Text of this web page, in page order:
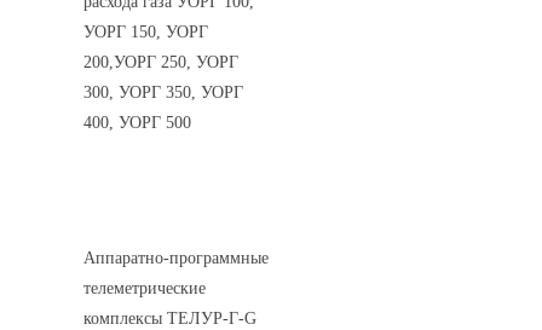
УОРГ 150, УОРГ
200,УОРГ 250, УОРГ
300, УОРГ 350, УОРГ
400, УОРГ 500
Аппаратно-программные
телеметрические
комплексы ТЕЛУР-Г-G